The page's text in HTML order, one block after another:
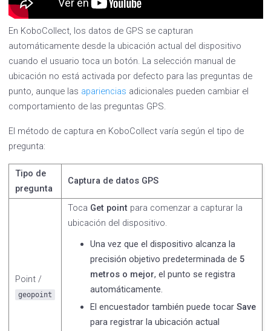
En KoboCollect, los datos de GPS se capturan
automáticamente desde la ubicación actual del dispositivo
cuando el usuario toca un botón. La selección manual de
ubicación no está activada por defecto para las preguntas de
punto, aunque las apariencias adicionales pueden cambiar el
comportamiento de las preguntas GPS.
El método de captura en KoboCollect varía según el tipo de
pregunta:
Tipo de
pregunta
Captura de datos GPS
Point /
geopoint
Toca Get point para comenzar a capturar la
ubicación del dispositivo.
Una vez que el dispositivo alcanza la
precisión objetivo predeterminada de 5
metros o mejor, el punto se registra
automáticamente.
El encuestador también puede tocar Save
para registrar la ubicación actual